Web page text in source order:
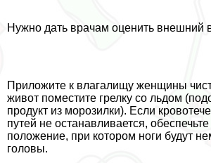
Нужно дать врачам оценить внешний
Приложите к влагалищу женщины
живот поместите грелку со льдом
продукт из морозилки). Если
путей не останавливается,
положение, при котором ноги будут
головы.